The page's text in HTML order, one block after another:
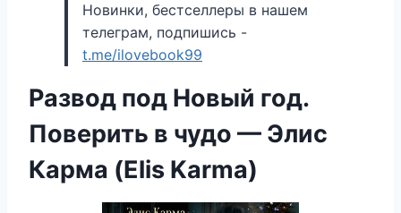
Новинки, бестселлеры в нашем
телеграм, подпишись -
t.me/ilovebook99
Развод под Новый год.
Поверить в чудо — Элис
Карма (Elis Karma)